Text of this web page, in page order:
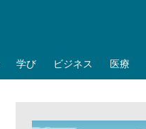
学び ビジネス 医療